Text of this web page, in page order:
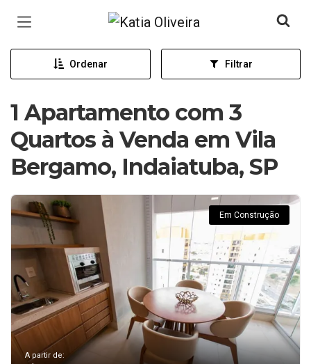
Página inicial
Ordenar Filtrar
1 Apartamento com 3
Quartos à Venda em Vila
Bergamo, Indaiatuba, SP
Em Construção
A partir de: